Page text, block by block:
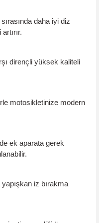
daha iyi diz
dirençli yüksek kaliteli
motosikletinize modern
ek aparata gerek
iz bırakma